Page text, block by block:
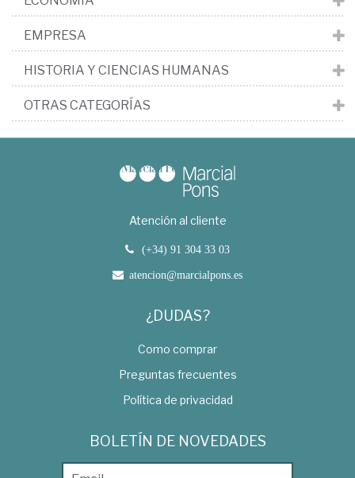
EMPRESA
HISTORIA Y CIENCIAS HUMANAS
OTRAS CATEGORÍAS
Atención al cliente
(+34) 91 304 33 03
atencion@marcialpons.es
¿DUDAS?
Como comprar
Preguntas frecuentes
Política de privacidad
BOLETÍN DE NOVEDADES